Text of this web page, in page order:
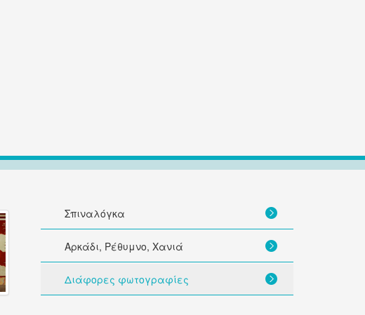
Σπιναλόγκα
Αρκάδι, Ρέθυμνο, Χανιά
Διάφορες φωτογραφίες